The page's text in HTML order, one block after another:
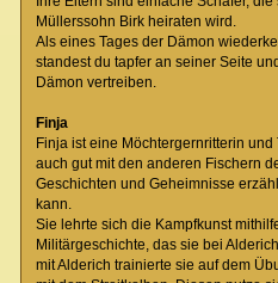
Müllerssohn Birk heiraten wird.
Als eines Tages der Dämon
standest du tapfer an seiner Seite
Dämon vertreiben.
Finja
Finja ist eine Möchtergernritterin und
auch gut mit den anderen Fischern
Geschichten und Geheimnisse
kann.
Sie lehrte sich die Kampfkunst
Militärgeschichte, das sie bei
mit Alderich trainierte sie auf dem